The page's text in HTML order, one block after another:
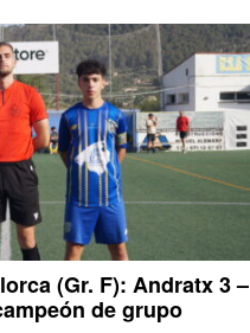
(Gr. F): Andratx 3 –
de grupo